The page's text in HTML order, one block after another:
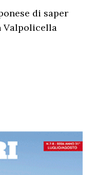
di saper
Valpolicella